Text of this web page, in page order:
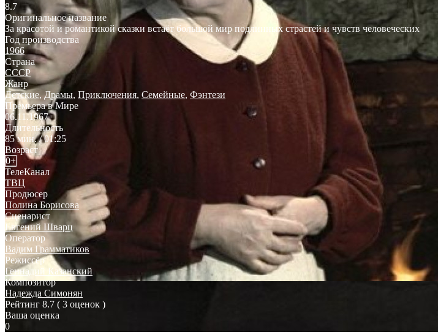
8.7
Оригинальное название
За красотой и романтикой сказки встаёт большой мир подлинных страстей и чувств человеческих
Год производства
1966
Страна
СССР
Жанр
Детские,Драмы, Приключения, Семейные, Фэнтези
Премьера в Мире
06.11.1967
Длительность
85 мин. / 01:25
Возраст
0+
ТелеКанал
ТВЦ
Продюсер
Полина Борисова
Сценарист
Евгений Шварц
Оператор
Вадим Грамматиков
Режиссёр
Геннадий Казанский
Композитор
Надежда Симонян
Рейтинг 8.7 ( 3 оценок )
Ваша оценка
0